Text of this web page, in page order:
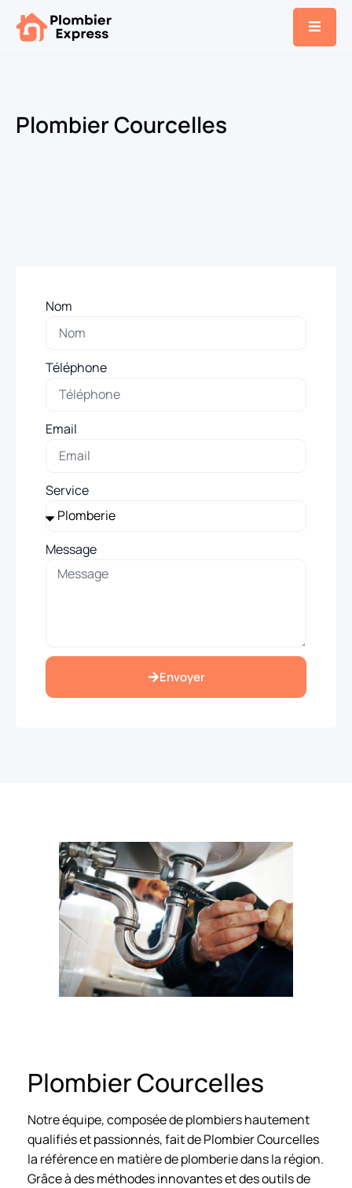
Plombier Courcelles
Nom
Téléphone
Email
Service
Message
Envoyer
Plombier Courcelles
Notre équipe, composée de plombiers hautement
qualifiés et passionnés, fait de Plombier Courcelles
la référence en matière de plomberie dans la région.
Grâce à des méthodes innovantes et des outils de